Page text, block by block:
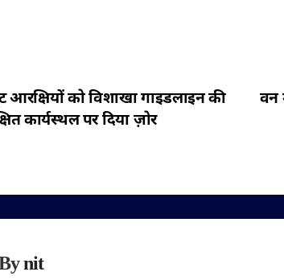
वन
आरक्षियों को विशाखा गाइडलाइन की
कार्यस्थल पर दिया ज़ोर
nit